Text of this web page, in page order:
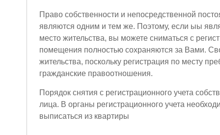
Право собственности и непосредственной
являются одним и тем же. Поэтому, если ыы
место жительства, вы можете сниматься с
помещения полностью сохраняются за Вами.
жительства, поскольку регистрация по месту
гражданские правоотношения.
Порядок снятия с регистрационного учета
лица. В органы регистрационного учета
выписаться из квартиры